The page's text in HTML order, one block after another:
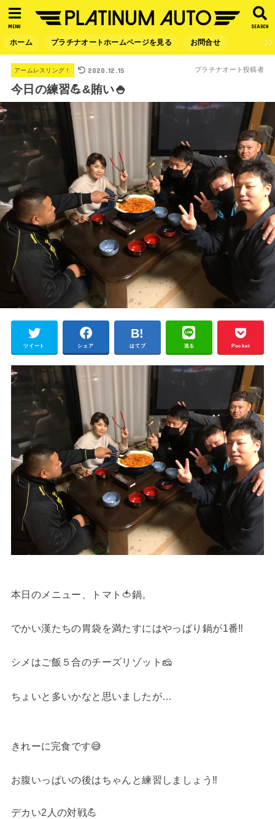
SEARCH
MENU
ホーム プラチナオートホームページを見る お問合せ
アームレスリング！ 2020.12.15 プラチナオート投稿者
今日の練習💪&賄い🍚
ツイート シェア はてブ 送る Pocket
本日のメニュー、トマト🍅鍋。
でかい漢たちの胃袋を満たすにはやっぱり鍋が1番‼️
シメはご飯５合のチーズリゾット🧀
ちょいと多いかなと思いましたが…
きれーに完食です😅
お腹いっぱいの後はちゃんと練習しましょう‼️
デカい2人の対戦💪